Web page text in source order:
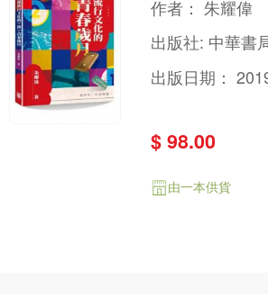
作者： 朱耀偉
出版社: 中華書
出版日期：
$ 98.00
由一本供貨